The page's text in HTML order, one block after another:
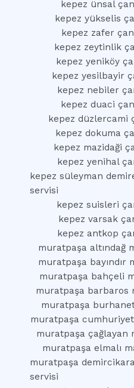
kepez ünsal
kepez yükselis
kepez zafer
kepez zeytinlik
kepez yeniköy
kepez yesilbayir
kepez nebiler
kepez duaci
kepez düzlercami
kepez dokuma
kepez mazidaği
kepez yenihal
kepez süleyman
servisi
kepez suisleri
kepez varsak
kepez antkop
muratpaşa altındağ
muratpaşa bayındır
muratpaşa bahçeli
muratpaşa barbaros
muratpaşa
muratpaşa
muratpaşa çağlayan
muratpaşa elmalı
muratpaşa
servisi